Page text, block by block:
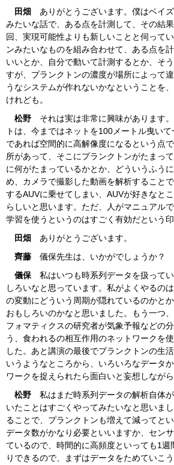
田畑
ありがとうございます。僕はベイ
みたいな話で、ある点を計測して、その結
回、実現可能性よりも新しいことと伺って
ンみたいなものを組み合わせて、ある点を
いいとか、自分で動いて計測するとか、そ
すが、プランクトンの濃度が場所によって
うなシステムが作れないかなということを
けれども。
松野 それは実は非常に興味があります
トは、今まではネットを100メートル曳い
であれば空間的に高解像度になるという点
所があって、そこにプランクトンがたまっ
に何がたまっているかとか、どういうふう
め、カメラで撮影した動画を解析すること
するAUVに乗せてしまい、AUVが好きなと
らしいと思います。ただ、人がマニュアル
学習を使うというのはすごく有効だという
田畑
ありがとうございます。
齊藤 儀保先生は、いかがでしょうか？
儀保 私はいつも時系列データを扱って
しろいなと思っています。私がよくやるの
の変動にどういう周期が隠れているのかと
おもしろいのかなと思いました。もう一つ
フォマティクスの研究者が気象予報などの
う、食われるの相互作用のネットワークを
した。あと講演の最後でプランクトンの生
いうようなところから、いろいろなデータ
ワークを捉えられたら面白いと妄想しながら
松野 私はまだ時系列データの解析自体
いたことはすごくやってみたいなと思いま
ることで、プランクトンも増えて減ってと
データ数がかなり必要といいますか、セン
ているので、時間的に高頻度といっても1
りできるので、まずはデータをためていこ